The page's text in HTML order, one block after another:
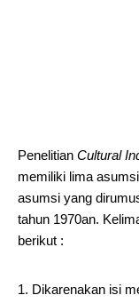
Penelitian Cultural
memiliki lima
asumsi yang
tahun 1970an.
berikut :
Dikarenakan isi